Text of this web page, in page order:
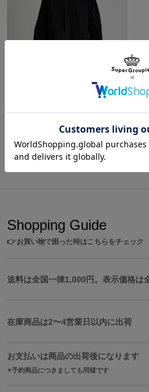
タグには、カイネの家に飾られてい
との思い出が息づくような仕上がりで
素材／ 本体：合成皮革 裏地：ポリエステ
サイズガイドページはこちら
¥25,300
商品をもっと
Shopping Guide
👉お買い物で困った時はこちらをチェック
送料は全国一律1,000円。表示価格は
在庫商品は2〜4営業日以内に出荷
お支払いは商品の出荷後になります
予約商品につきましても同様です